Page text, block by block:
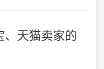
天猫卖家的